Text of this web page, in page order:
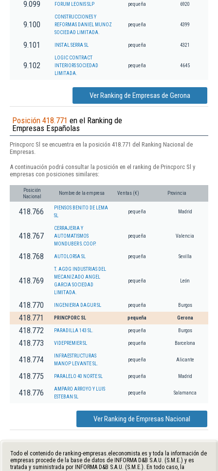
9.099 FORUM LEONIS SLP pequeña 6920
9.100
CONSTRUCCIONES Y
REFORMAS DANIEL MUNOZ
SOCIEDAD LIMITADA.
pequeña 4399
9.101 INSTAL SERRA SL pequeña 4321
9.102
LOGIC CONTRACT
INTERIORS SOCIEDAD
LIMITADA.
pequeña 4645
Ver Ranking de Empresas de Gerona
Posición 418.771 en el Ranking de
Empresas Españolas
Princporc Sl se encuentra en la posición 418.771 del Ranking Nacional de
Empresas.
A continuación podrá consultar la posición en el ranking de Princporc Sl y
empresas con posiciones similares:
Posición
Nacional
Nombre de la empresa Ventas (€) Provincia
418.766
PIENSOS BENITO DE LEMA
SL
pequeña Madrid
418.767
CERRAJERIA Y
AUTOMATISMOS
MONDUBER S.COOP.
pequeña Valencia
418.768 AUTOLORSA SL pequeña Sevilla
418.769
T. AGDG INDUSTRIAS DEL
MECANIZADO ANGEL
GARCIA SOCIEDAD
LIMITADA.
pequeña León
418.770 INGENIERIA DAGUR SL pequeña Burgos
418.771 PRINCPORC SL pequeña Gerona
418.772 PARADILLA 143 SL. pequeña Burgos
418.773 VIDEPREMIER SL pequeña Barcelona
418.774
INFRAESTRUCTURAS
MANOP LEVANTE SL.
pequeña Alicante
418.775 PARALELO 40 NORTE SL pequeña Madrid
418.776
AMPARO ARROYO Y LUIS
ESTEBAN SL
pequeña Salamanca
Ver Ranking de Empresas Nacional
Todo el contenido de ranking-empresas.eleconomista.es y toda la información de
empresas procede de la base de datos de INFORMA D&B S.A.U. (S.M.E.) y es
tratada y suministrada por INFORMA D&B S.A.U. (S.M.E.). En todo caso, la